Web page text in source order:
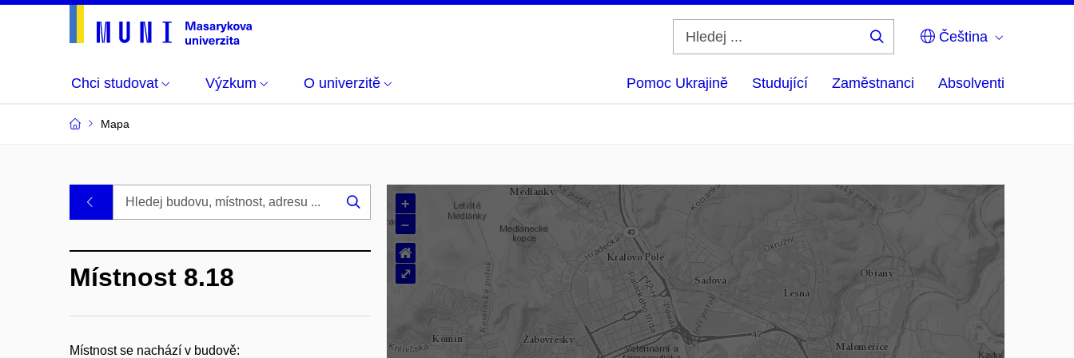
Čeština
Chci studovat Výzkum O univerzitě Pomoc Ukrajině Studující Zaměstnanci Absolventi
Mapa
Budovy
místnosti
+
–
⌂
⤢
Hledej
Místnost 8.18
Místnost se nachází v budově: